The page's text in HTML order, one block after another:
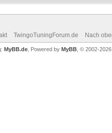
TwingoTuningForum.de Nach
MyBB.de, Powered by MyBB, © 2002-2026